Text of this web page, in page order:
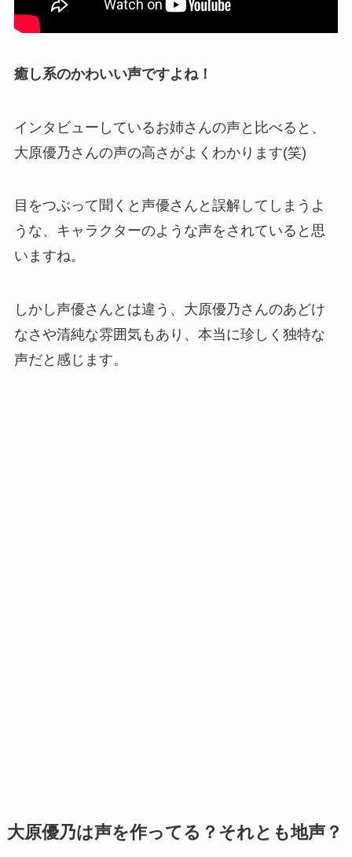
癒し系のかわいい声ですよね！
インタビューしているお姉さんの声と比べると、
大原優乃さんの声の高さがよくわかります(笑)
目をつぶって聞くと声優さんと誤解してしまうよ
うな、キャラクターのような声をされていると思
いますね。
しかし声優さんとは違う、大原優乃さんのあどけ
なさや清純な雰囲気もあり、本当に珍しく独特な
声だと感じます。
大原優乃は声を作ってる？それとも地声？